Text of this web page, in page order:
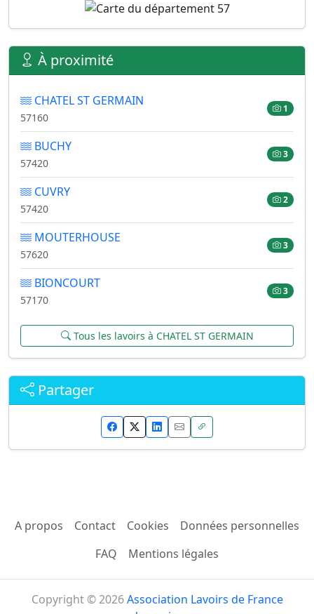
À proximité
CHATEL ST GERMAIN
57160
1
BUCHY
57420
3
CUVRY
57420
2
MOUTERHOUSE
57620
3
BIONCOURT
57170
3
Tous les lavoirs à CHATEL ST GERMAIN
Partager
A propos Contact Cookies
Données personnelles
FAQ
Mentions légales
Copyright © 2026Association Lavoirs de France